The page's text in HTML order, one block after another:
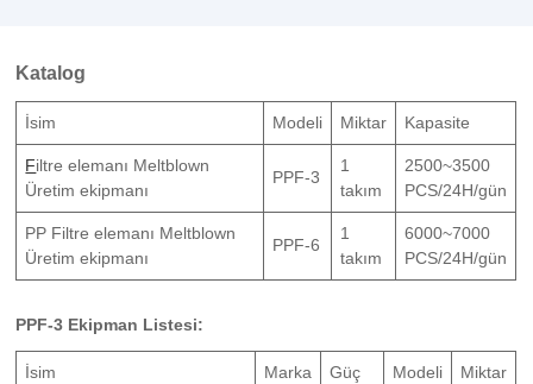
Katalog
İsim Modeli Miktar Kapasite
Filtre elemanı Meltblown
Üretim ekipmanı
PPF-3
1
takım
2500~3500
PCS/24H/gün
PP Filtre elemanı Meltblown
Üretim ekipmanı
PPF-6
1
takım
6000~7000
PCS/24H/gün
PPF-3 Ekipman Listesi:
İsim Marka Güç Modeli Miktar